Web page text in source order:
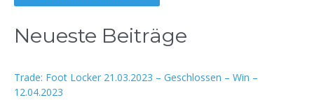
Neueste Beiträge
Trade: Foot Locker 21.03.2023 – Geschlossen – Win –
12.04.2023